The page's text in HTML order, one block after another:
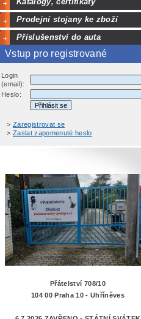
Prodejní stojany ke zboží
Příslušenství do auta
Vstup pro registrované
Login
(email):
Heslo:
> Zaregistrovat se
> Zaslat zapomenuté heslo
Přátelství 708/10
104 00 Praha 10 - Uhříněves